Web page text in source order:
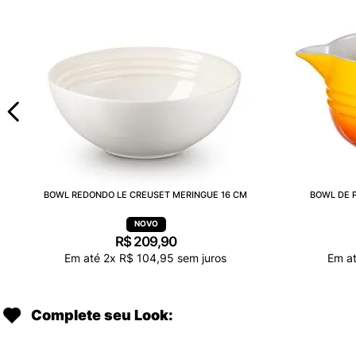
BOWL REDONDO LE CREUSET MERINGUE 16 CM
R$ 209,90
Em até 2x R$ 104,95 sem juros
BOWL DE
Em
Complete seu Look: